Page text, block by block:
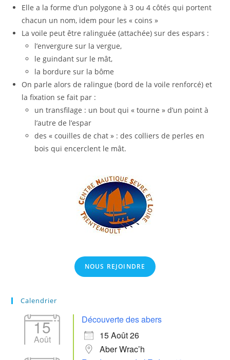
Elle a la forme d’un polygone à 3 ou 4 côtés qui portent
chacun un nom, idem pour les « coins »
La voile peut être ralinguée (attachée) sur des espars :
l’envergure sur la vergue,
le guindant sur le mât,
la bordure sur la bôme
On parle alors de ralingue (bord de la voile renforcé) et
la fixation se fait par :
un transfilage : un bout qui « tourne » d’un point à
l’autre de l’espar
des « couilles de chat » : des colliers de perles en
bois qui encerclent le mât.
NOUS REJOINDRE
Calendrier
15
Août
Découverte des abers
15 Août 26
Aber Wrac’h